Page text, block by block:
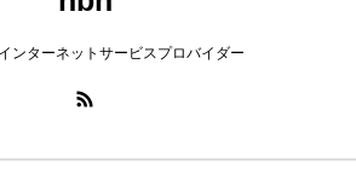
ンターネットサービスプロバイダー